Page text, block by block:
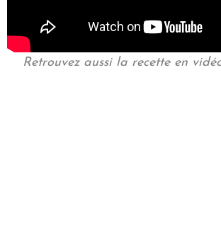
Retrouvez aussi la recette en